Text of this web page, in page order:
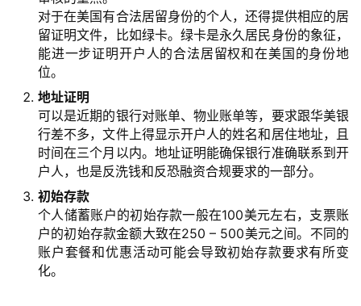
对于在美国有合法居留身份的个人，还得提供相应的居
留证明文件，比如绿卡。绿卡是永久居民身份的象征，
能进一步证明开户人的合法居留权和在美国的身份地
位。
地址证明
可以是近期的银行对账单、物业账单等，要求跟华美银
行差不多，文件上得显示开户人的姓名和居住地址，且
时间在三个月以内。地址证明能确保银行准确联系到开
户人，也是反洗钱和反恐融资合规要求的一部分。
初始存款
个人储蓄账户的初始存款一般在100美元左右，支票账
户的初始存款金额大致在250 – 500美元之间。不同的
账户套餐和优惠活动可能会导致初始存款要求有所变
化。